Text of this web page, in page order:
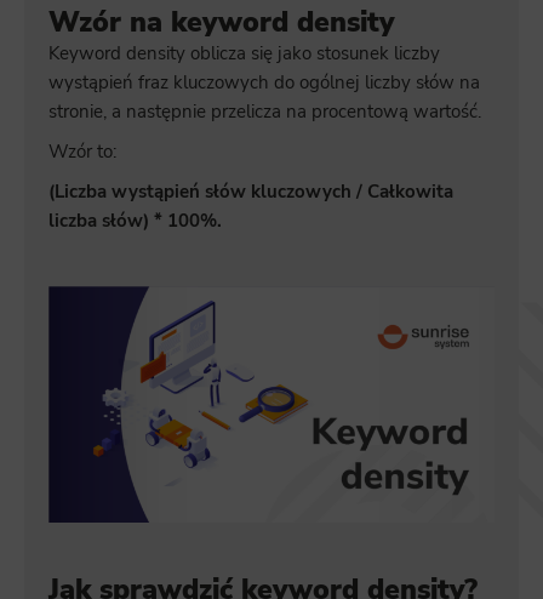
Wzór na keyword density
Keyword density oblicza się jako stosunek liczby
wystąpień fraz kluczowych do ogólnej liczby słów na
stronie, a następnie przelicza na procentową wartość.
Wzór to:
(Liczba wystąpień słów kluczowych / Całkowita
liczba słów) * 100%.
Jak sprawdzić keyword density?